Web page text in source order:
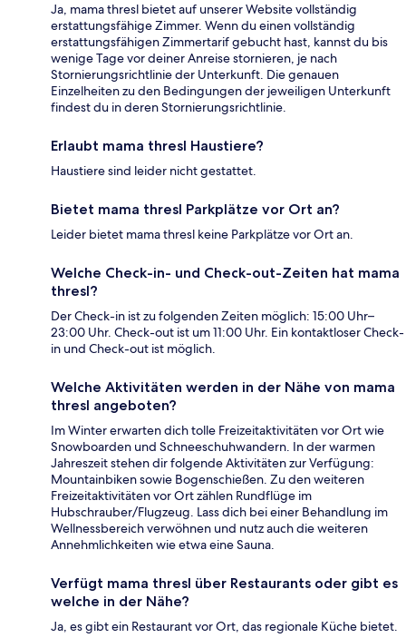
Ja, mama thresl bietet auf unserer Website vollständig
erstattungsfähige Zimmer. Wenn du einen vollständig
erstattungsfähigen Zimmertarif gebucht hast, kannst du bis
wenige Tage vor deiner Anreise stornieren, je nach
Stornierungsrichtlinie der Unterkunft. Die genauen
Einzelheiten zu den Bedingungen der jeweiligen Unterkunft
findest du in deren Stornierungsrichtlinie.
Erlaubt mama thresl Haustiere?
Haustiere sind leider nicht gestattet.
Bietet mama thresl Parkplätze vor Ort an?
Leider bietet mama thresl keine Parkplätze vor Ort an.
Welche Check-in- und Check-out-Zeiten hat mama
thresl?
Der Check-in ist zu folgenden Zeiten möglich: 15:00 Uhr–
23:00 Uhr. Check-out ist um 11:00 Uhr. Ein kontaktloser Check-
in und Check-out ist möglich.
Welche Aktivitäten werden in der Nähe von mama
thresl angeboten?
Im Winter erwarten dich tolle Freizeitaktivitäten vor Ort wie
Snowboarden und Schneeschuhwandern. In der warmen
Jahreszeit stehen dir folgende Aktivitäten zur Verfügung:
Mountainbiken sowie Bogenschießen. Zu den weiteren
Freizeitaktivitäten vor Ort zählen Rundflüge im
Hubschrauber/Flugzeug. Lass dich bei einer Behandlung im
Wellnessbereich verwöhnen und nutz auch die weiteren
Annehmlichkeiten wie etwa eine Sauna.
Verfügt mama thresl über Restaurants oder gibt es
welche in der Nähe?
Ja, es gibt ein Restaurant vor Ort, das regionale Küche bietet.